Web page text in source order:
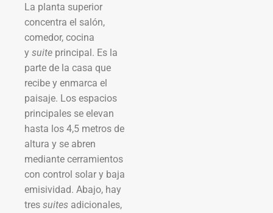
La planta superior
concentra el salón,
comedor, cocina
y suite principal. Es la
parte de la casa que
recibe y enmarca el
paisaje. Los espacios
principales se elevan
hasta los 4,5 metros de
altura y se abren
mediante cerramientos
con control solar y baja
emisividad. Abajo, hay
tres suites adicionales,